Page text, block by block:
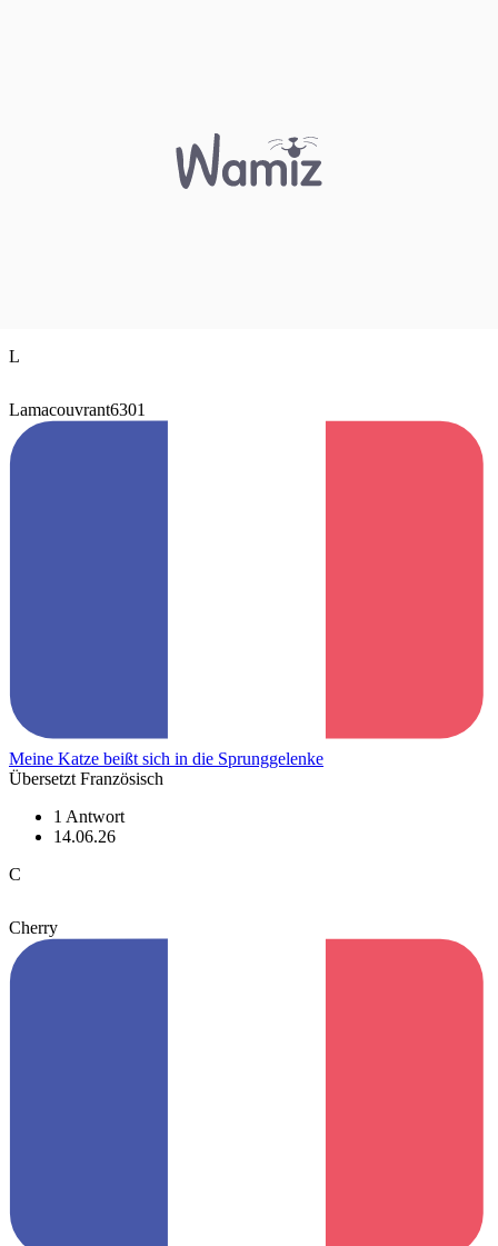
L
Lamacouvrant6301
Meine Katze beißt sich in die Sprunggelenke
Übersetzt Französisch
1 Antwort
14.06.26
C
Cherry